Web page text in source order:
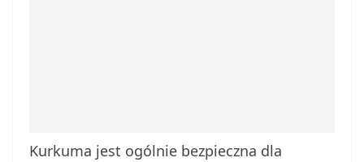
Kurkuma jest ogólnie bezpieczna dla